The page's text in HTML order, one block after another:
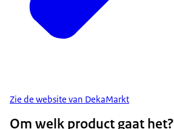
Zie de website van DekaMarkt
Om welk product gaat het?